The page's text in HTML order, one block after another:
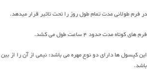
در فرم طولانی مدت تمام طول روز را تحت تاثیر قرار میدهد.
فرم های کوتاه مدت حدود 4 ساعت طول می کشد.
این کپسول ها دارای دو نوع مهره می باشد: نیمی از آن را از
باشد.